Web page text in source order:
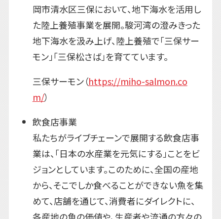
岡市清水区三保において、地下海水を活用し
た陸上養殖事業を展開。駿河湾の澄みきった
地下海水を汲み上げ、陸上養殖で「三保サー
モン」「三保松さば」を育てています。
三保サーモン（https://miho-salmon.co
m/）
飲食店事業
私たちがライブチェーンで展開する飲食店事
業は、「日本の水産業を元気にする」ことをビ
ジョンとしています。このために、全国の産地
から、そこでしか食べることができない魚を集
めて、店舗を通じて、消費者にダイレクトに、
各産地の魚の価値や、生産者や流通の方々の